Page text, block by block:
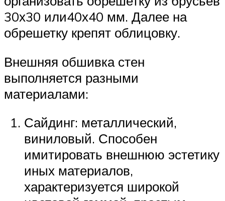
30х30 или40х40 мм. Далее на
обрешетку крепят облицовку.
Внешняя обшивка стен
выполняется разными
материалами:
Сайдинг: металлический,
виниловый. Способен
имитировать внешнюю эстетику
иных материалов,
характеризуется широкой